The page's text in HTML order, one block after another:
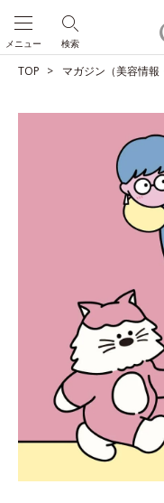
検索
メニュー
TOP マガジン（美容情報